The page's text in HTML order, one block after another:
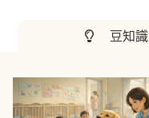
豆知識